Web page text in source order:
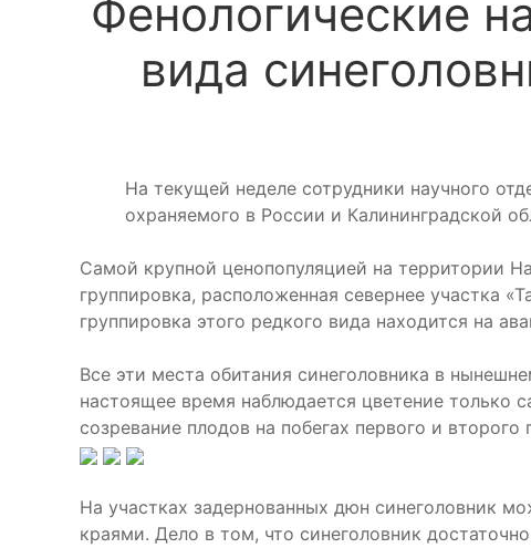
Фенологические
вида
На текущей неделе сотрудники научного
охраняемого в России и Калининградской
Самой крупной ценопопуляцией на территории
группировка, расположенная севернее участка
группировка этого редкого вида находится на
Все эти места обитания синеголовника в
настоящее время наблюдается цветение только
созревание плодов на побегах первого и второго
На участках задернованных дюн синеголовник
краями. Дело в том, что синеголовник